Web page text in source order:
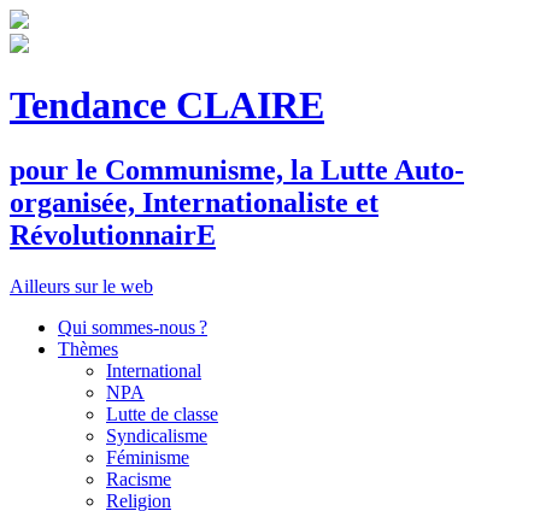
Tendance CLAIRE
pour le Communisme, la Lutte Auto-
organisée, Internationaliste et
RévolutionnairE
Ailleurs sur le web
Qui sommes-nous ?
Thèmes
International
NPA
Lutte de classe
Syndicalisme
Féminisme
Racisme
Religion